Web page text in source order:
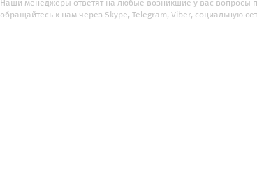
Наши менеджеры ответят на любые возникшие у вас вопросы
обращайтесь к нам через Skype, Telegram, Viber, социальную